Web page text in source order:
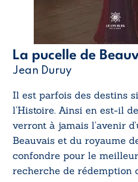
La pucelle de
Jean Duruy
Il est parfois des destins
l’Histoire. Ainsi en est-il
verront à jamais l’avenir
Beauvais et du royaume
confondre pour le
recherche de rédemption